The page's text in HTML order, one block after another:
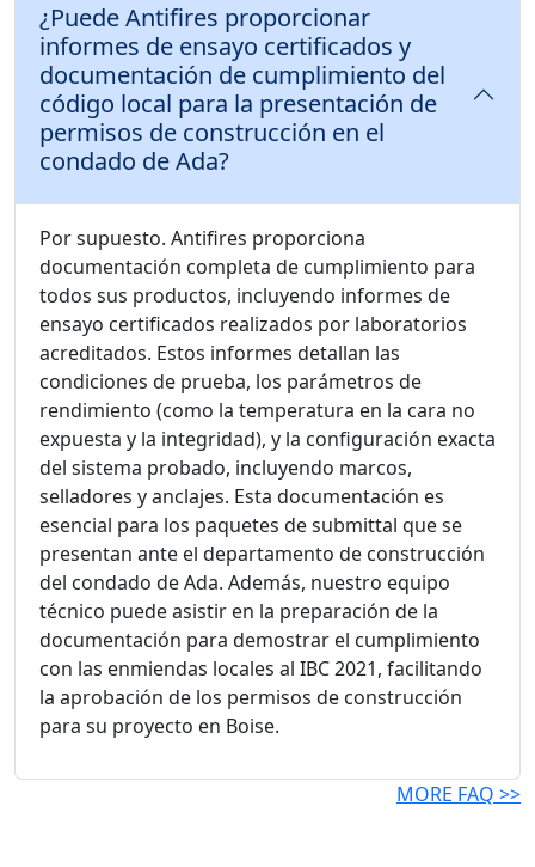
¿Puede Antifires proporcionar
informes de ensayo certificados y
documentación de cumplimiento del
código local para la presentación de
permisos de construcción en el
condado de Ada?
Por supuesto. Antifires proporciona
documentación completa de cumplimiento para
todos sus productos, incluyendo informes de
ensayo certificados realizados por laboratorios
acreditados. Estos informes detallan las
condiciones de prueba, los parámetros de
rendimiento (como la temperatura en la cara no
expuesta y la integridad), y la configuración exacta
del sistema probado, incluyendo marcos,
selladores y anclajes. Esta documentación es
esencial para los paquetes de submittal que se
presentan ante el departamento de construcción
del condado de Ada. Además, nuestro equipo
técnico puede asistir en la preparación de la
documentación para demostrar el cumplimiento
con las enmiendas locales al IBC 2021, facilitando
la aprobación de los permisos de construcción
para su proyecto en Boise.
MORE FAQ >>